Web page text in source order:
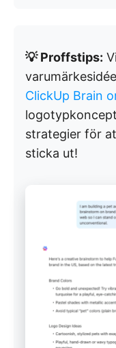
💡 Proffstips:
ClickUp Brain
strategier för
sticka ut!